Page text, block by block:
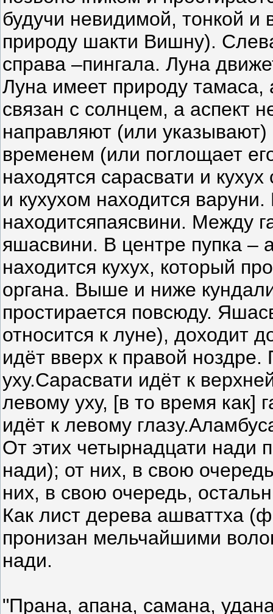
будучи невидимой, тонкой
природу шакти Вишну).
справа –пингала. Луна
Луна имеет природу
связан с солнцем, а аспект
направляют (или
временем (или поглощает
находятся сарасвати и
и кухухом находится
находитсяпаясвини. Между
яшасвини. В центре пупка
находится кухух, который
органа. Выше и ниже
простирается повсюду.
относится к луне), доходит
идёт вверх к правой
уху.Сарасвати идёт к
левому уху, [в то время как]
идёт к левому
От этих четырнадцати нади
нади); от них, в свою
них, в свою очередь,
Как лист дерева ашваттха
пронизан мельчайшими
нади.
"Прана, апана, самана,